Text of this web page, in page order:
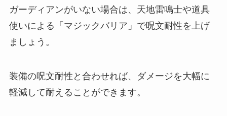
ガーディアンがいない場合は、天地雷鳴士や道具
使いによる「マジックバリア」で呪文耐性を上げ
ましょう。
装備の呪文耐性と合わせれば、ダメージを大幅に
軽減して耐えることができます。